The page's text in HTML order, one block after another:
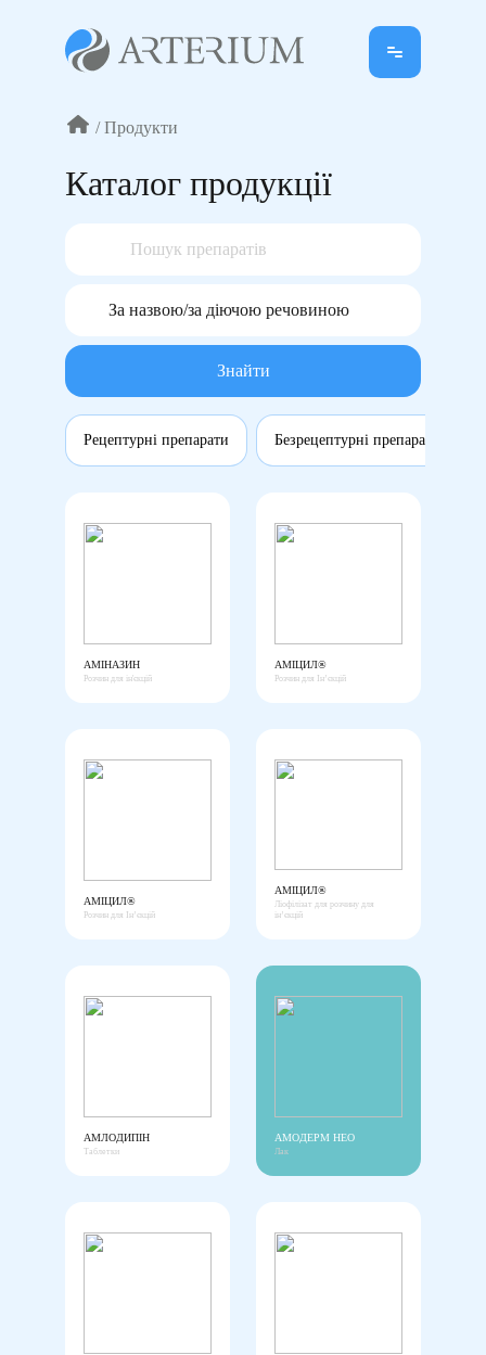
/ Продукти
Каталог продукції
Знайти
Рецептурні препарати Безрецептурні препарати
АМІНАЗИН
Розчин для ін'єкцій
АМІЦИЛ®
Розчин для Інʼєкцій
АМІЦИЛ®
Розчин для Інʼєкцій
АМІЦИЛ®
Ліофілізат для розчину для
ін’єкцій
АМЛОДИПІН
Таблетки
АМОДЕРМ НЕО
Лак